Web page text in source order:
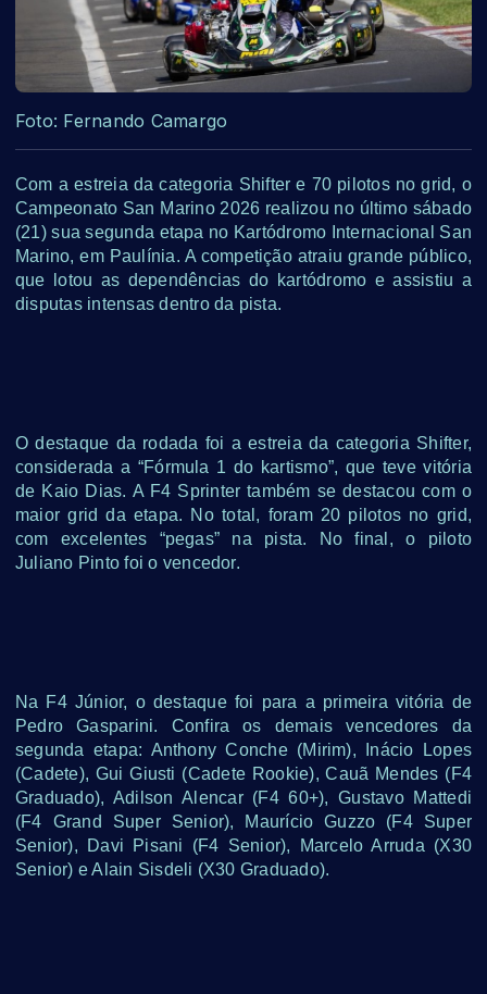
Foto: Fernando Camargo
Com a estreia da categoria Shifter e 70 pilotos no grid, o
Campeonato San Marino 2026 realizou no último sábado
(21) sua segunda etapa no Kartódromo Internacional San
Marino, em Paulínia. A competição atraiu grande público,
que lotou as dependências do kartódromo e assistiu a
disputas intensas dentro da pista.
O destaque da rodada foi a estreia da categoria Shifter,
considerada a “Fórmula 1 do kartismo”, que teve vitória
de Kaio Dias. A F4 Sprinter também se destacou com o
maior grid da etapa. No total, foram 20 pilotos no grid,
com excelentes “pegas” na pista. No final, o piloto
Juliano Pinto foi o vencedor.
Na F4 Júnior, o destaque foi para a primeira vitória de
Pedro Gasparini. Confira os demais vencedores da
segunda etapa: Anthony Conche (Mirim), Inácio Lopes
(Cadete), Gui Giusti (Cadete Rookie), Cauã Mendes (F4
Graduado), Adilson Alencar (F4 60+), Gustavo Mattedi
(F4 Grand Super Senior), Maurício Guzzo (F4 Super
Senior), Davi Pisani (F4 Senior), Marcelo Arruda (X30
Senior) e Alain Sisdeli (X30 Graduado).